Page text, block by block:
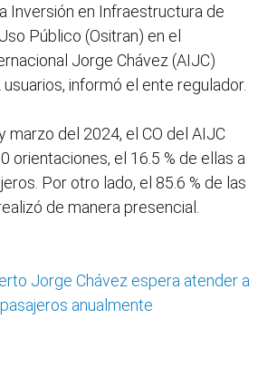
Inversión en Infraestructura de
Público (Ositran) en el
Jorge Chávez (AIJC)
informó el ente regulador.
marzo del 2024, el CO del AIJC
orientaciones, el 16.5 % de ellas a
Por otro lado, el 85.6 % de las
de manera presencial.
Jorge Chávez espera atender a
anualmente